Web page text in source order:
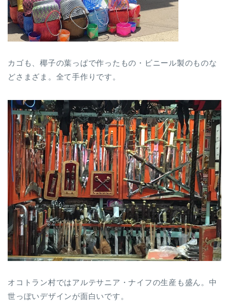
カゴも、椰子の葉っぱで作ったもの・ビニール製のものな
どさまざま。全て手作りです。
オコトラン村ではアルテサニア・ナイフの生産も盛ん。中
世っぽいデザインが面白いです。